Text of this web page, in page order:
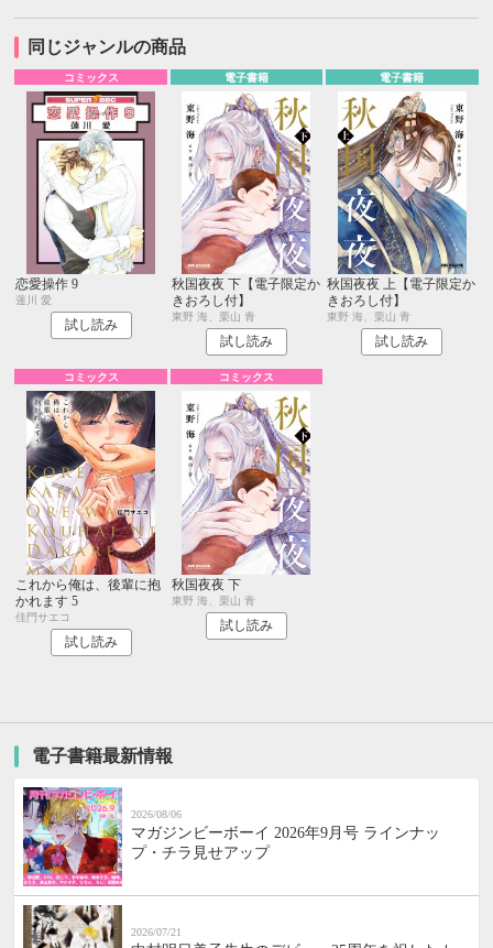
同じジャンルの商品
コミックス
恋愛操作 9
蓮川 愛
試し読み
電子書籍
秋国夜夜 下【電子限定か
きおろし付】
東野 海、栗山 青
試し読み
電子書籍
秋国夜夜 上【電子限定か
きおろし付】
東野 海、栗山 青
試し読み
コミックス
これから俺は、後輩に抱
かれます 5
佳門サエコ
試し読み
コミックス
秋国夜夜 下
東野 海、栗山 青
試し読み
電子書籍最新情報
2026/08/06
マガジンビーボーイ 2026年9月号 ラインナッ
プ・チラ見せアップ
2026/07/21